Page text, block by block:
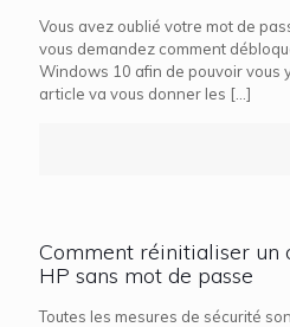
Vous avez oublié votre mot de
vous demandez comment
Windows 10 afin de pouvoir vous
article va vous donner les […]
Comment réinitialiser un
HP sans mot de passe
Toutes les mesures de sécurité